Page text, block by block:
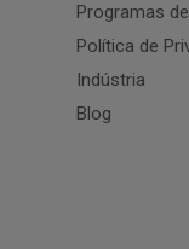
Programas
Política de
Indústria
Blog